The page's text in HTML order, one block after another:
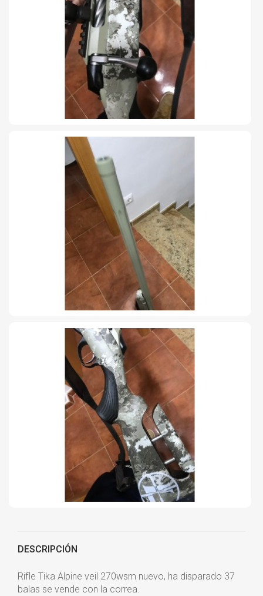
DESCRIPCIÓN
Rifle Tika Alpine veil 270wsm nuevo, ha disparado 37
balas se vende con la correa.